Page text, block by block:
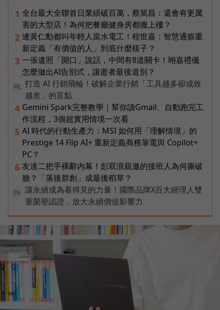
1 全台最大全聯首日業績破百萬，蔡篤昌：還會有更厲
害的大型店！為何把餐廳健身房都搬上樓？
2 連黃仁勳都叫年輕人當水電工！程世嘉：智慧通膨重
新定義「有價值的人」到底什麼樣子？
3 一張遺照「開口」說話，中間有8道關卡！翊嘉禮儀
怎麼做出AI告別式，讓逝者最後道別？
PR
打造 AI 行銷飛輪！破解企業行銷「工具越多卻成效
越差」的盲點
4 Gemini Spark完整教學｜幫你讀Gmail、自動跑完工
作流程，3個超實用情境一次看
5 AI 時代的行動生產力：MSI 如何用「理解情境」的
Prestige 14 Flip AI+ 重新定義商務筆電與 Copilot+
PC？
6 友達二把手裸辭內幕！彭双浪親邀的接班人為何撕破
臉？「落後群創」成最後稻草？
PR
讓永續成為看得見的力量！國際品牌X百大經理人雙
重榮譽認證，放大永續價值影響力